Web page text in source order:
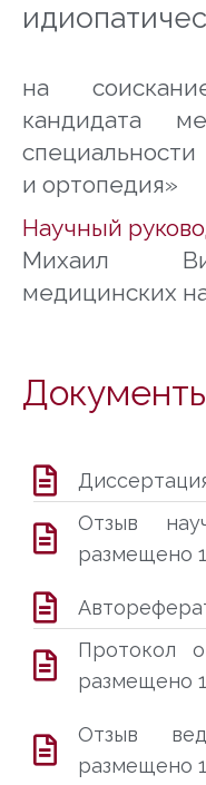
на
кандидата
специальности
и ортопедия»
Научный
Михаил
медицинских
Отзыв
размещено
Протокол
размещено
Отзыв
размещено